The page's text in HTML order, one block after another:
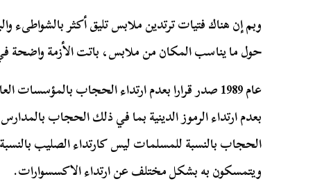
وبم إن هناك فتيات ترتدين ملابس تليق أكثر بالشواطىء
حول ما يناسب المكان من ملابس، باتت الأزمة واضحة
بعدم ارتداء الرموز الدينية بما في ذلك الحجاب
الحجاب بالنسبة للمسلمات ليس كارتداء الصليب
ويتمسكون به بشكل مختلف عن ارتداء الاكسسوارات.